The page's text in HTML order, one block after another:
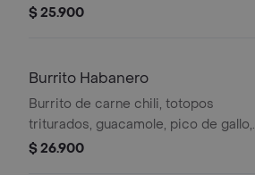
gallo, frijoles negros, arroz achiote,
$ 25.900
Burrito Habanero
Burrito de carne chili, totopos
triturados, guacamole, pico de gallo,
frijoles negros, arroz achiote, queso y
$ 26.900